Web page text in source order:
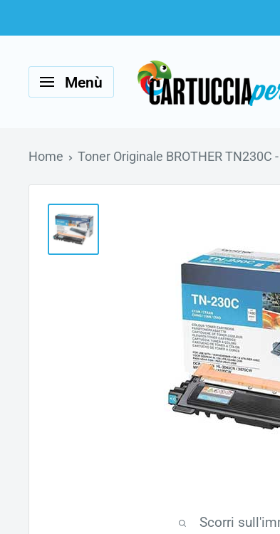
al
contenuto
Menù
Cartucciaperfetta
Home Toner Originale BROTHER TN230C
Scorri